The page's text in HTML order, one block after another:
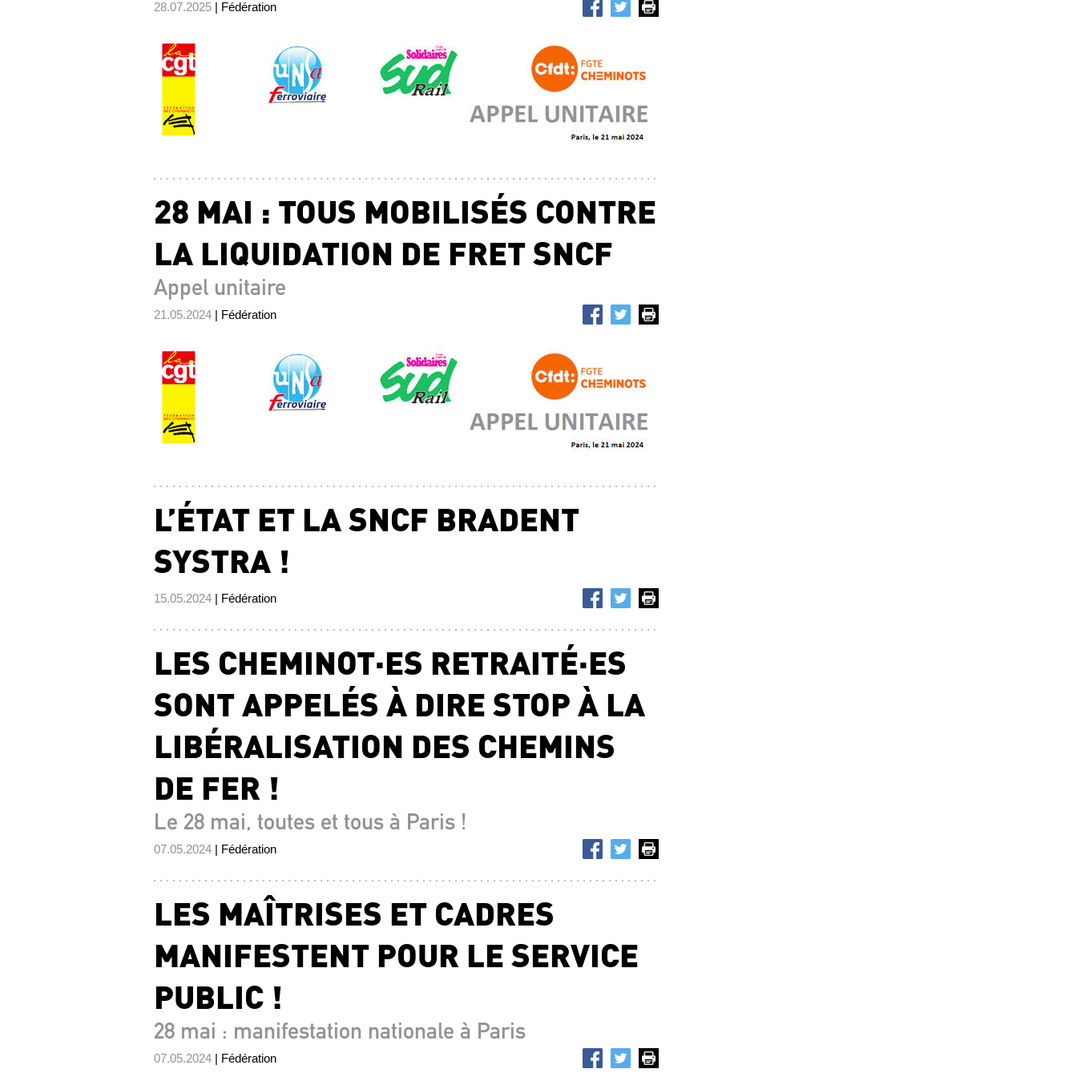
28.07.2025 | Fédération
28 MAI : TOUS MOBILISÉS CONTRE
LA LIQUIDATION DE FRET SNCF
Appel unitaire
21.05.2024 | Fédération
L’ÉTAT ET LA SNCF BRADENT
SYSTRA !
15.05.2024 | Fédération
LES CHEMINOT·ES RETRAITÉ·ES
SONT APPELÉS À DIRE STOP À LA
LIBÉRALISATION DES CHEMINS
DE FER !
Le 28 mai, toutes et tous à Paris !
07.05.2024 | Fédération
LES MAÎTRISES ET CADRES
MANIFESTENT POUR LE SERVICE
PUBLIC !
28 mai : manifestation nationale à Paris
07.05.2024 | Fédération